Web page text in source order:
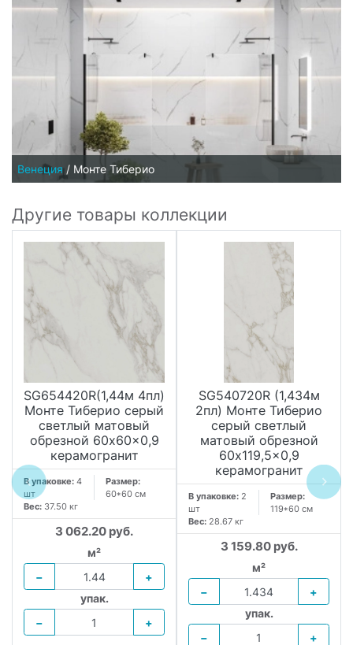
Венеция / Монте Тиберио
Другие товары коллекции
SG654420R(1,44м 4пл)
Монте Тиберио серый
светлый матовый
обрезной 60x60x0,9
керамогранит
В упаковке: 4
шт
Размер:
60*60 см
Вес: 37.50 кг
3 062.20 руб.
м²
−
+
упак.
−
+
SG540720R (1,434м
2пл) Монте Тиберио
серый светлый
матовый обрезной
60x119,5x0,9
керамогранит
В упаковке: 2
шт
Размер:
119*60 см
Вес: 28.67 кг
3 159.80 руб.
м²
−
+
упак.
−
+